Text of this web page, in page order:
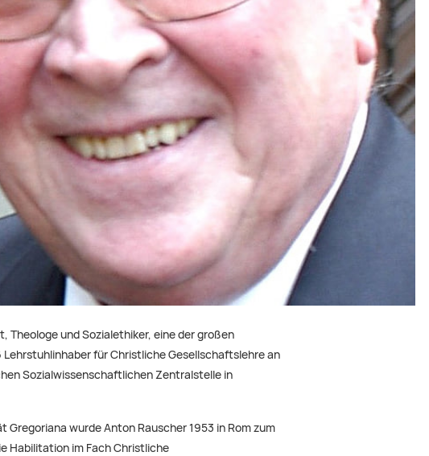
Theologe und Sozialethiker, eine der großen
für Christliche Gesellschaftslehre an
Sozialwissenschaftlichen Zentralstelle in
wurde Anton Rauscher 1953 in Rom zum
Habilitation im Fach Christliche